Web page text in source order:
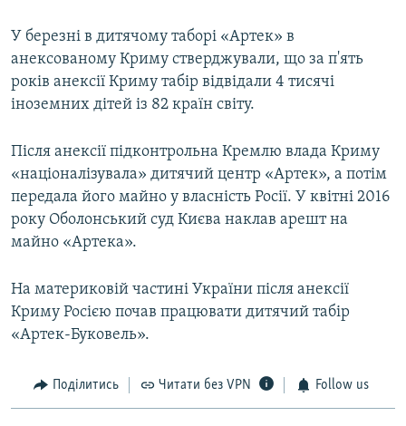
У березні в дитячому таборі «Артек» в
анексованому Криму стверджували, що за п'ять
років анексії Криму табір відвідали 4 тисячі
іноземних дітей із 82 країн світу.
Після анексії підконтрольна Кремлю влада Криму
«націоналізувала» дитячий центр «Артек», а потім
передала його майно у власність Росії. У квітні 2016
року Оболонський суд Києва наклав арешт на
майно «Артека».
На материковій частині України після анексії
Криму Росією почав працювати дитячий табір
«Артек-Буковель».
Поділитись Читати без VPN Follow us